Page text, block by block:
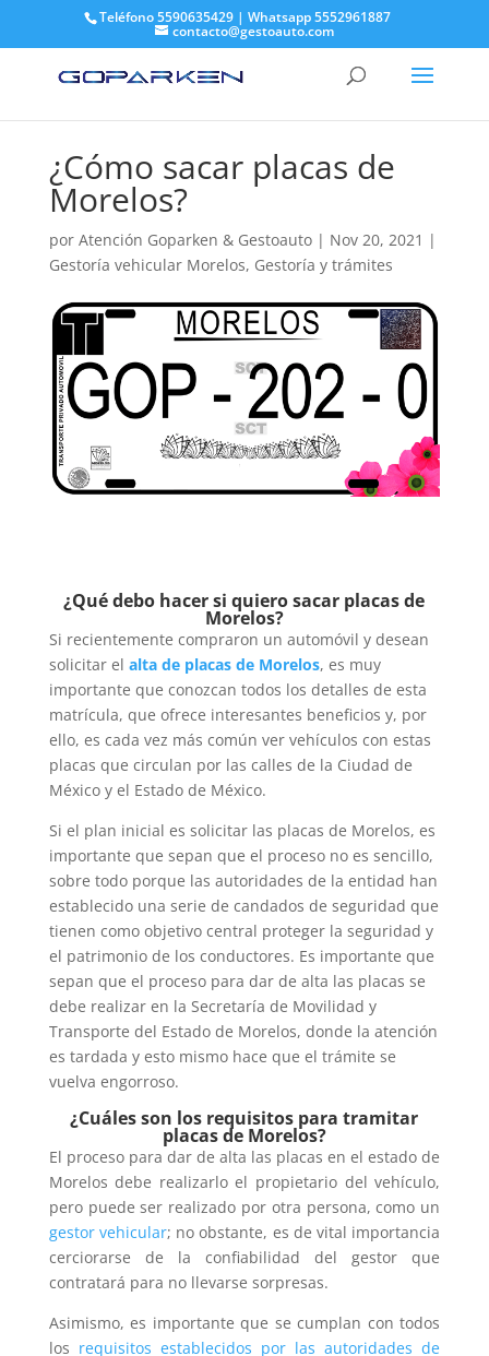
Teléfono 5590635429 | Whatsapp 5552961887
contacto@gestoauto.com
¿Cómo sacar placas de
Morelos?
por Atención Goparken & Gestoauto| Nov 20, 2021 |
Gestoría vehicular Morelos, Gestoría y trámites
¿Qué debo hacer si quiero sacar placas de
Morelos?
Si recientemente compraron un automóvil y desean
solicitar el alta de placas de Morelos, es muy
importante que conozcan todos los detalles de esta
matrícula, que ofrece interesantes beneficios y, por
ello, es cada vez más común ver vehículos con estas
placas que circulan por las calles de la Ciudad de
México y el Estado de México.
Si el plan inicial es solicitar las placas de Morelos, es
importante que sepan que el proceso no es sencillo,
sobre todo porque las autoridades de la entidad han
establecido una serie de candados de seguridad que
tienen como objetivo central proteger la seguridad y
el patrimonio de los conductores. Es importante que
sepan que el proceso para dar de alta las placas se
debe realizar en la Secretaría de Movilidad y
Transporte del Estado de Morelos, donde la atención
es tardada y esto mismo hace que el trámite se
vuelva engorroso.
¿Cuáles son los requisitos para tramitar
placas de Morelos?
El proceso para dar de alta las placas en el estado de
Morelos debe realizarlo el propietario del vehículo,
pero puede ser realizado por otra persona, como un
gestor vehicular; no obstante, es de vital importancia
cerciorarse de la confiabilidad del gestor que
contratará para no llevarse sorpresas.
Asimismo, es importante que se cumplan con todos
los requisitos establecidos por las autoridades de